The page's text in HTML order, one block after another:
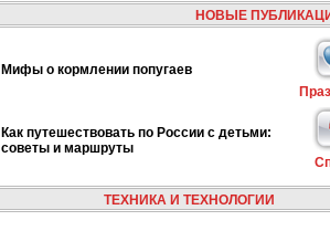
НОВЫЕ
Мифы о кормлении попугаев
Как путешествовать по России с детьми:
советы и маршруты
ТЕХНИКА И ТЕХНОЛОГИИ